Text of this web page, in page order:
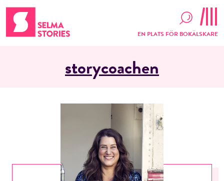
EN PLATS FÖR BOKÄLSKARE
storycoachen